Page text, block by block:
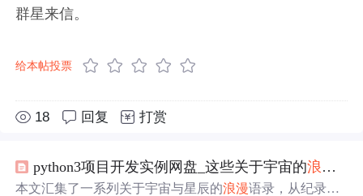
群星来信。
给本帖投票
18 回复 打赏
python3项目开发实例网盘_这些关于宇宙的浪漫
本文汇集了一系列关于宇宙与星辰的浪漫语录，从纪录片